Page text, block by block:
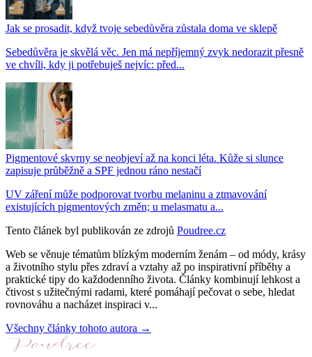
Jak se prosadit, když tvoje sebedůvěra zůstala doma ve sklepě
Sebedůvěra je skvělá věc. Jen má nepříjemný zvyk nedorazit přesně
ve chvíli, kdy ji potřebuješ nejvíc: před...
Pigmentové skvrny se neobjeví až na konci léta. Kůže si slunce
zapisuje průběžně a SPF jednou ráno nestačí
UV záření může podporovat tvorbu melaninu a ztmavování
existujících pigmentových změn; u melasmatu a...
Tento článek byl publikován ze zdrojů Poudree.cz
Web se věnuje tématům blízkým moderním ženám – od módy, krásy
a životního stylu přes zdraví a vztahy až po inspirativní příběhy a
praktické tipy do každodenního života. Články kombinují lehkost a
čtivost s užitečnými radami, které pomáhají pečovat o sebe, hledat
rovnováhu a nacházet inspiraci v...
Všechny články tohoto autora →